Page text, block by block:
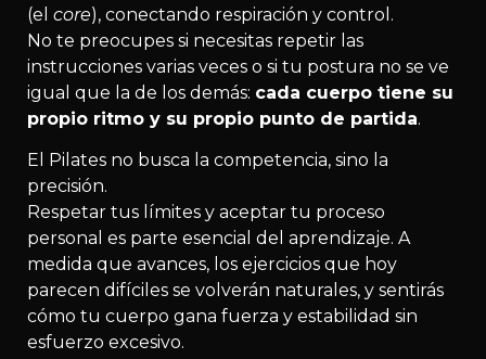
(el core), conectando respiración y control.
No te preocupes si necesitas repetir las
instrucciones varias veces o si tu postura no se ve
igual que la de los demás: cada cuerpo tiene su
propio ritmo y su propio punto de partida.
El Pilates no busca la competencia, sino la
precisión.
Respetar tus límites y aceptar tu proceso
personal es parte esencial del aprendizaje. A
medida que avances, los ejercicios que hoy
parecen difíciles se volverán naturales, y sentirás
cómo tu cuerpo gana fuerza y estabilidad sin
esfuerzo excesivo.